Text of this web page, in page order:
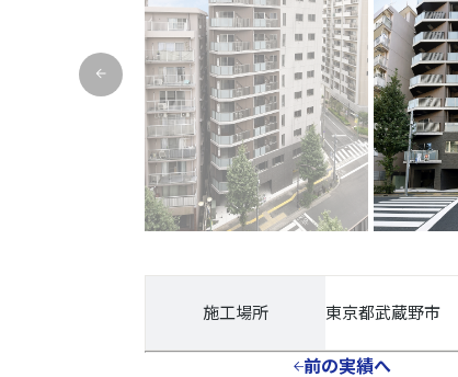
施工場所 東京都武蔵野市
前の実績へ